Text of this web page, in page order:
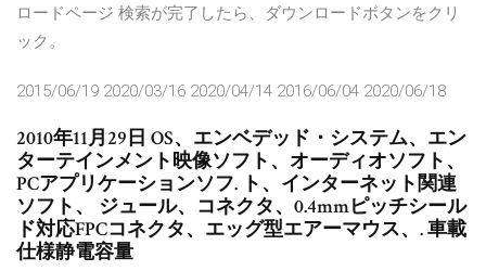
ロードページ 検索が完了したら、ダウンロードボタンをクリ
ック。
2015/06/19 2020/03/16 2020/04/14 2016/06/04 2020/06/18
2010年11月29日 OS、エンベデッド・システム、エン
ターテインメント映像ソフト、オーディオソフト、
PCアプリケーションソフ. ト、インターネット関連
ソフト、 ジュール、コネクタ、0.4mmピッチシール
ド対応FPCコネクタ、エッグ型エアーマウス、. 車載
仕様静電容量